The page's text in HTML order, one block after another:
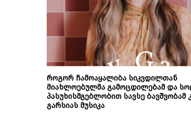
როგორ ჩამოაყალიბა სიკვდილთან
მიახლოებულმა გამოცდილებამ და
პასუხისმგებლობით სავსე ბავშვობამ
გარსიას მუსიკა